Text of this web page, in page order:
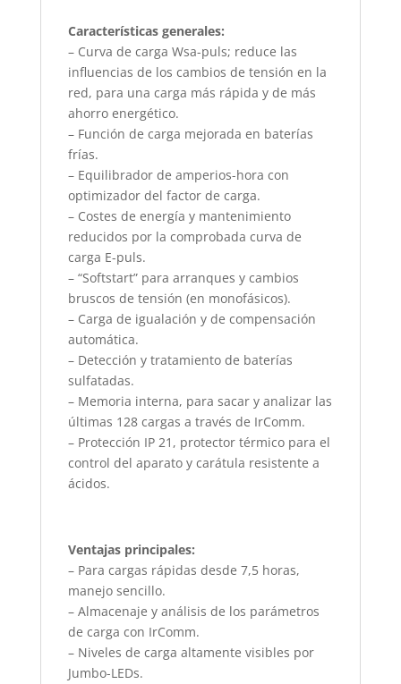
Características generales:
– Curva de carga Wsa-puls; reduce las
influencias de los cambios de tensión en la
red, para una carga más rápida y de más
ahorro energético.
– Función de carga mejorada en baterías
frías.
– Equilibrador de amperios-hora con
optimizador del factor de carga.
– Costes de energía y mantenimiento
reducidos por la comprobada curva de
carga E-puls.
– “Softstart” para arranques y cambios
bruscos de tensión (en monofásicos).
– Carga de igualación y de compensación
automática.
– Detección y tratamiento de baterías
sulfatadas.
– Memoria interna, para sacar y analizar las
últimas 128 cargas a través de IrComm.
– Protección IP 21, protector térmico para el
control del aparato y carátula resistente a
ácidos.
Ventajas principales:
– Para cargas rápidas desde 7,5 horas,
manejo sencillo.
– Almacenaje y análisis de los parámetros
de carga con IrComm.
– Niveles de carga altamente visibles por
Jumbo-LEDs.